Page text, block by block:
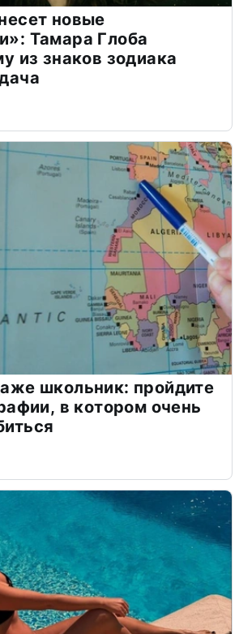
новые
Тамара Глоба
из знаков зодиака
школьник: пройдите
в котором очень